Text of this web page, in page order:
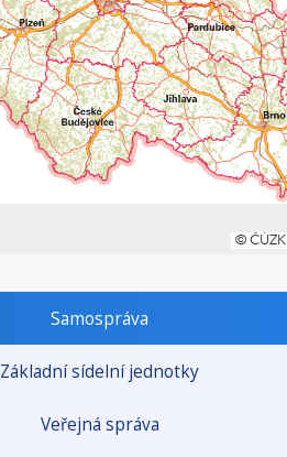
Samospráva
Základní sídelní jednotky
Veřejná správa